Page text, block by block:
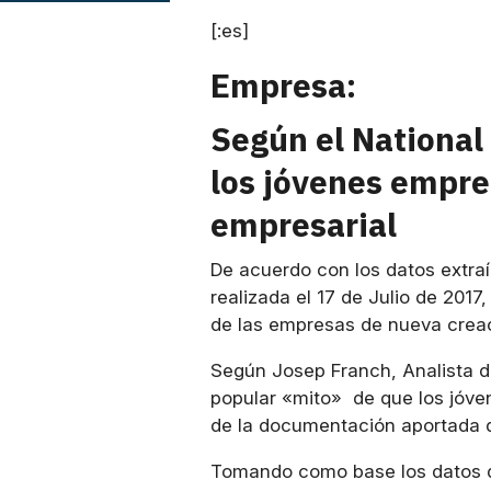
[:es]
Empresa:
Según el
los jóvenes
empresarial
De acuerdo con los datos
realizada el 17 de Julio de
de las empresas de nueva
Según Josep Franch, Analista
popular «mito» de que los
de la documentación aportada
Tomando como base los datos